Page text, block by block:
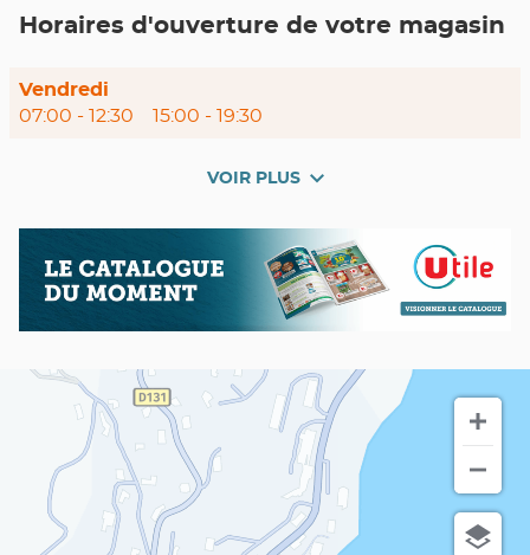
DE
Horaires d'ouverture de votre magasin
Horaires
d'ouverture
Vendredi
07:00 - 12:30 15:00 - 19:30
VOIR PLUS
et
horaires
d'ouverture
du
Utile
PIETRANERA
promos
moment